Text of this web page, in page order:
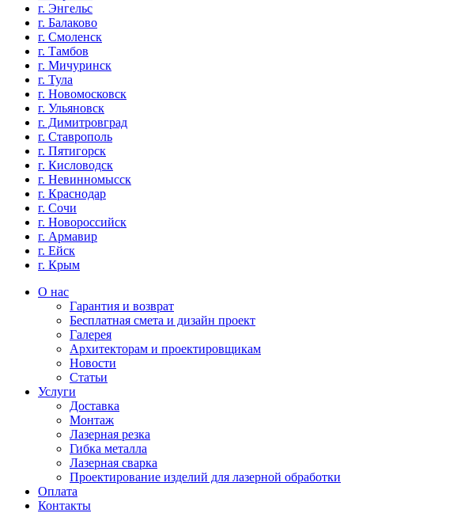
г. Энгельс
г. Балаково
г. Смоленск
г. Тамбов
г. Мичуринск
г. Тула
г. Новомосковск
г. Ульяновск
г. Димитровград
г. Ставрополь
г. Пятигорск
г. Кисловодск
г. Невинномысск
г. Краснодар
г. Сочи
г. Новороссийск
г. Армавир
г. Ейск
г. Крым
О нас
Гарантия и возврат
Бесплатная смета и дизайн проект
Галерея
Архитекторам и проектировщикам
Новости
Статьи
Услуги
Доставка
Монтаж
Лазерная резка
Гибка металла
Лазерная сварка
Проектирование изделий для лазерной обработки
Оплата
Контакты